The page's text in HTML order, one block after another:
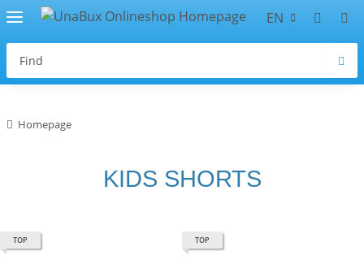
EN
Homepage
KIDS SHORTS
TOP TOP